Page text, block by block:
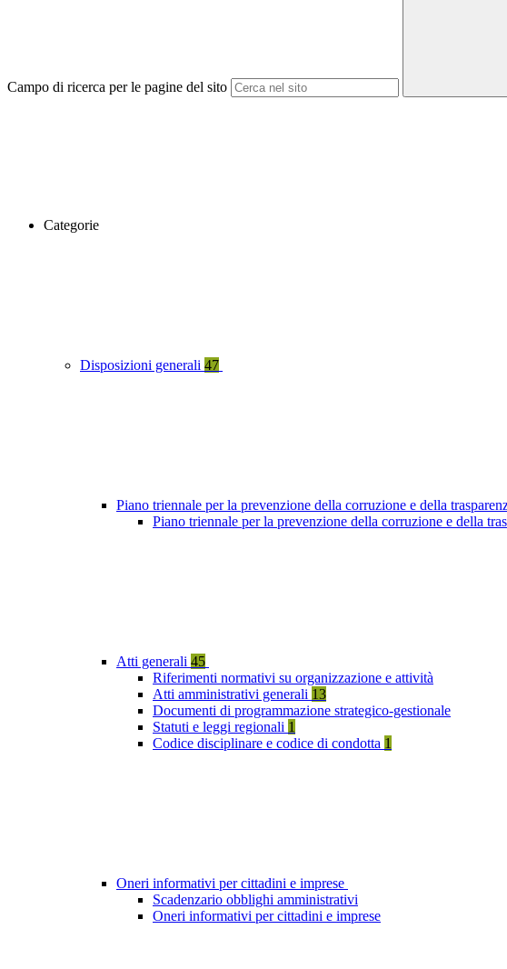
Campo di ricerca per le pagine del sito
Categorie
Disposizioni generali 47
Piano triennale per la prevenzione della corruzione e della
Piano triennale per la prevenzione della corruzione e della
Atti generali 45
Riferimenti normativi su organizzazione e attività
Atti amministrativi generali 13
Documenti di programmazione strategico-gestionale
Statuti e leggi regionali 1
Codice disciplinare e codice di condotta 1
Oneri informativi per cittadini e imprese
Scadenzario obblighi amministrativi
Oneri informativi per cittadini e imprese